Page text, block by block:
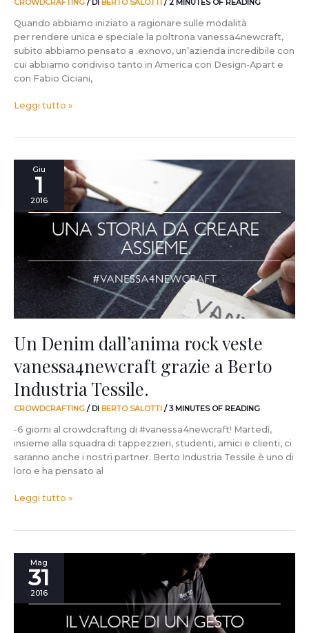
Quando abbiamo iniziato a ragionare sulle modalità
per rendere unica e speciale la poltrona vanessa4newcraft,
subito abbiamo pensato a .exnovo, un’azienda incredibile con
cui abbiamo condiviso tanto in America con Design-Apart e
con Fabio Ciciani,
Leggi tutto »
Giu
1
2016
Un Denim dall’anima rock veste
vanessa4newcraft grazie a Berto
Industria Tessile.
CROWDCRAFTING / DI BERTO SALOTTI /3 MINUTES OF READING
-6 giorni al crowdcrafting di #vanessa4newcraft! Martedì,
insieme alla squadra di tappezzieri, studenti, amici e clienti, ci
saranno anche i nostri partner. Berto Industria Tessile è uno di
loro e ha pensato al
Denim
dall’anima
vanessa4newcraft
a
Berto
Industria
Tessile.
Leggi tutto »
Mag
31
2016
“Perché”
vanessa4newcraft.